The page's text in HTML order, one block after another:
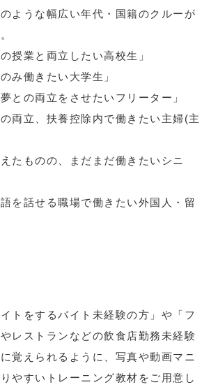
ような幅広い年代・国籍のクルーが
授業と両立したい高校生」
み働きたい大学生」
との両立をさせたいフリーター」
の両立、扶養控除内で働きたい主婦(主
えたものの、まだまだ働きたいシニ
語を話せる職場で働きたい外国人・留
イトをするバイト未経験の方」や「フ
レストランなどの飲食店勤務未経験
覚えられるように、写真や動画マニ
やすいトレーニング教材をご用意し